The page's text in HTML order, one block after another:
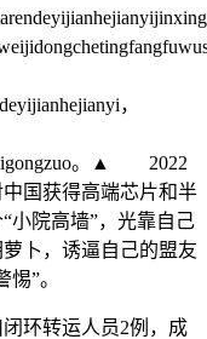
，
。▲ 2022
国获得高端芯片和半
小院高墙”，光靠自己
卜，诱逼自己的盟友
”。
环转运人员2例，成